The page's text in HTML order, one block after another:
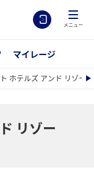
メニュー
マイレージ
ホテルズ アンド リゾーツ
リゾー